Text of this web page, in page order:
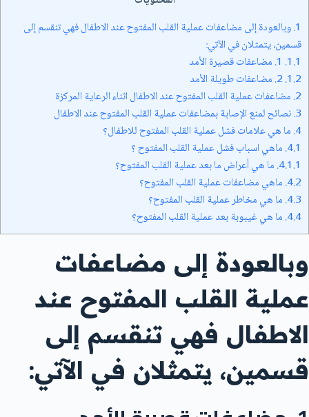
1. وبالعودة إلى مضاعفات عملية القلب المفتوح عند الاطفال فهي تنقسم إلى
قسمين، يتمثلان في الآتي:
1.1.
1.2.
2. مضاعفات عملية القلب المفتوح عند الاطفال اثناء الرعاية المركزة
3. نصائح لمنع الإصابة بمضاعفات عملية القلب المفتوح عند الاطفال
4. ما هي علامات فشل عملية القلب المفتوح للاطفال؟
4.1. ماهي اسباب فشل عملية القلب المفتوح ؟
4.1.1. ما هي أعراض ما بعد عملية القلب المفتوح؟
4.2. ماهي مضاعفات عملية القلب المفتوح؟
4.3. ما هي مخاطر عملية القلب المفتوح؟
4.4. ما هي غيبوبة بعد عملية القلب المفتوح؟
وبالعودة إلى مضاعفات
عملية القلب المفتوح عند
الاطفال فهي تنقسم إلى
قسمين، يتمثلان في الآتي: